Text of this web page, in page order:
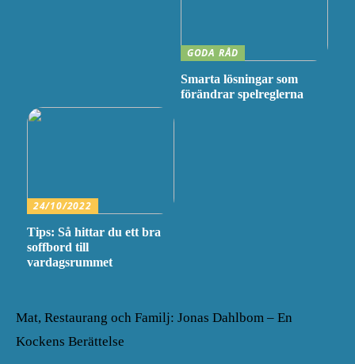
GODA RÅD
Smarta lösningar som
förändrar spelreglerna
24/10/2022
Tips: Så hittar du ett bra
soffbord till
vardagsrummet
Mat, Restaurang och Familj: Jonas Dahlbom – En
Kockens Berättelse